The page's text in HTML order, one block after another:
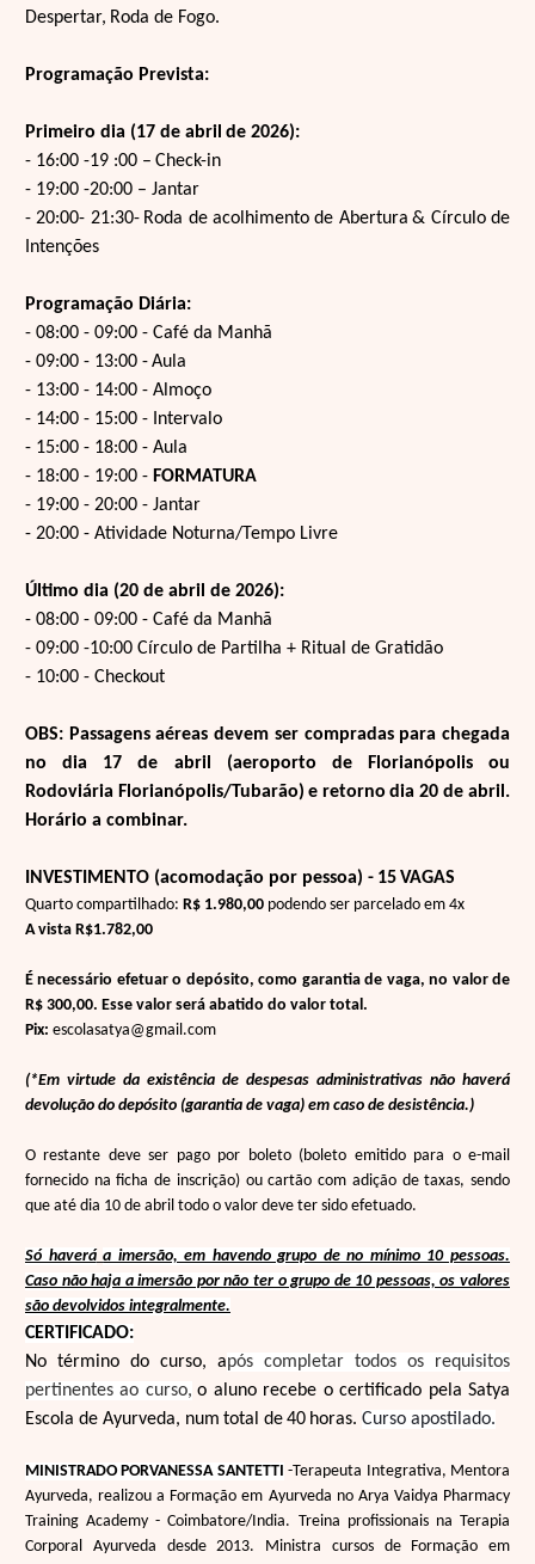
Despertar, Roda de Fogo.
Programação Prevista:
Primeiro dia (17 de abril de 2026):
- 16:00 -19 :00 – Check-in
- 19:00 -20:00 – Jantar
- 20:00- 21:30- Roda de acolhimento de Abertura & Círculo de
Intenções
Programação Diária:
- 08:00 - 09:00 - Café da Manhã
- 09:00 - 13:00 -Aula
- 13:00 - 14:00 - Almoço
- 14:00 - 15:00 - Intervalo
- 15:00 - 18:00 - Aula
- 18:00 - 19:00 - FORMATURA
- 19:00 - 20:00 - Jantar
- 20:00 - Atividade Noturna/Tempo Livre
Último dia (20 de abril de 2026):
- 08:00 - 09:00 - Café da Manhã
- 09:00 -10:00 Círculo de Partilha + Ritual de Gratidão
- 10:00 - Checkout
OBS: Passagens aéreas devem ser compradas para chegada
no dia 17 de abril (aeroporto de Florianópolis ou
Rodoviária Florianópolis/Tubarão) e retorno dia 20 de abril.
Horário a combinar.
INVESTIMENTO (acomodação por pessoa) - 15VAGAS
Quarto compartilhado: R$ 1.980,00 podendo ser parcelado em 4x
A vista R$1.782,00
É necessário efetuar o depósito, como garantia de vaga, no valor de
R$ 300,00. Esse valor será abatido do valor total.
Pix: escolasatya@gmail.com
(*Em virtude da existência de despesas administrativas não haverá
devolução do depósito (garantia de vaga) em caso de desistência.)
O restante deve ser pago por boleto (boleto emitido para o e-mail
fornecido na ficha de inscrição) ou cartão com adição de taxas, sendo
que até dia 10 de abril todo o valor deve ter sido efetuado.
Só haverá a imersão, em havendo grupo de no mínimo 10 pessoas.
Caso não haja a imersão por não ter o grupo de 10 pessoas, os valores
são devolvidos integralmente.
CERTIFICADO:
No término do curso, após completar todos os requisitos
pertinentes ao curso, o aluno recebe o certificado pela Satya
Escola de Ayurveda, num total de40 horas. Curso apostilado.
MINISTRADO PORVANESSA SANTETTI -Terapeuta Integrativa, Mentora
Ayurveda, realizou a Formação em Ayurveda no Arya Vaidya Pharmacy
Training Academy - Coimbatore/India. Treina profissionais na Terapia
Corporal Ayurveda desde 2013. Ministra cursos de Formação em